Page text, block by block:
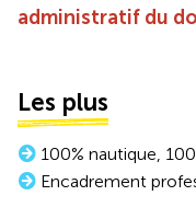
administratif du
Les plus
100% nautique,
Encadrement